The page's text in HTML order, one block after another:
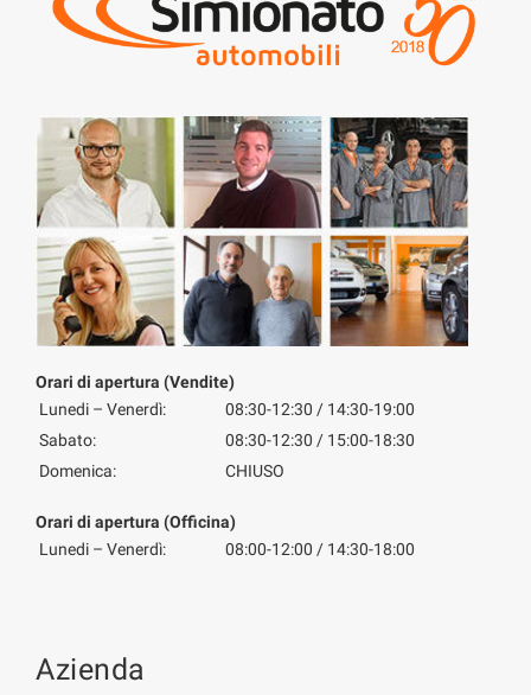
Orari di apertura (Vendite)
Lunedi – Venerdì:
08:30-12:30 / 14:30-19:00
Sabato:
08:30-12:30 / 15:00-18:30
Domenica:
CHIUSO
Orari di apertura (Officina)
Lunedi – Venerdì:
08:00-12:00 / 14:30-18:00
Azienda